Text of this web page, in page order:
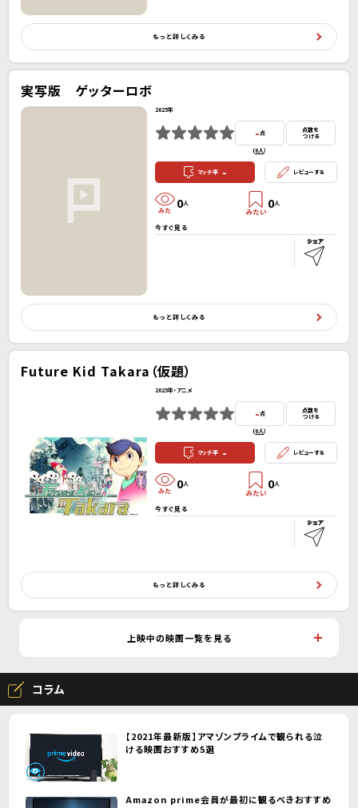
もっと詳しくみる
実写版 ゲッターロボ
2025年
-点
(0人）
点数を
つける
マッチ率 - レビューする
0人 0人
今すぐ見る
もっと詳しくみる
Future Kid Takara（仮題）
2025年・アニメ
-点
(0人）
点数を
つける
マッチ率 - レビューする
0人 0人
今すぐ見る
もっと詳しくみる
上映中の映画一覧を見る
コラム
【2021年最新版】アマゾンプライムで観られる泣
ける映画おすすめ5選
Amazon prime会員が最初に観るべきおすすめ